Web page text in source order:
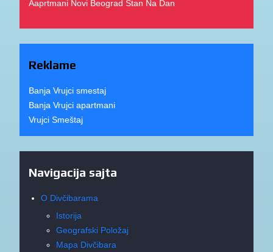
Aaprtmani Novi Beograd Stan Na Dan
Reklame
Banja Vrujci smestaj
Banja Vrujci apartmani
Vrujci Smeštaj
Navigacija sajta
O Divčibarama
Istorija
Geografski Položaj
Mapa Divčibara